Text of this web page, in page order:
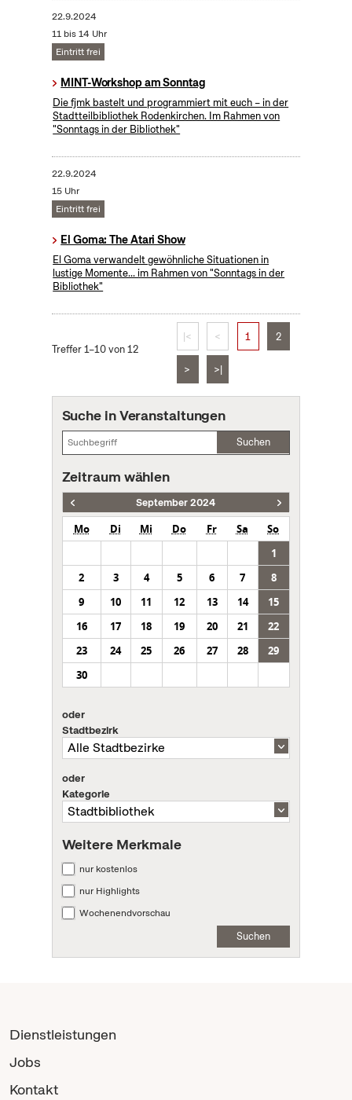
22.9.2024
11 bis 14 Uhr
Eintritt frei
MINT-Workshop am Sonntag
Die fjmk bastelt und programmiert mit euch – in der
Stadtteilbibliothek Rodenkirchen. Im Rahmen von
"Sonntags in der Bibliothek"
22.9.2024
15 Uhr
Eintritt frei
El Goma: The Atari Show
El Goma verwandelt gewöhnliche Situationen in
lustige Momente... im Rahmen von "Sonntags in der
Bibliothek"
Treffer 1–10 von 12
|< < 1 2
> >|
Suche in Veranstaltungen
Suchen
Zeitraum wählen
September 2024
Mo Di Mi Do Fr Sa
So
1
2
3 4 5 6 7
8
9
10 11 12 13 14
15
16
17 18 19 20 21
22
23
24 25 26 27 28
29
30
oder
Stadtbezirk
oder
Kategorie
Weitere Merkmale
nur kostenlos
nur Highlights
Wochenendvorschau
Suchen
Dienstleistungen
Jobs
Kontakt